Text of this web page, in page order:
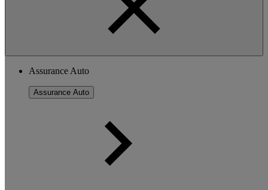
Assurance Auto
Assurance Auto